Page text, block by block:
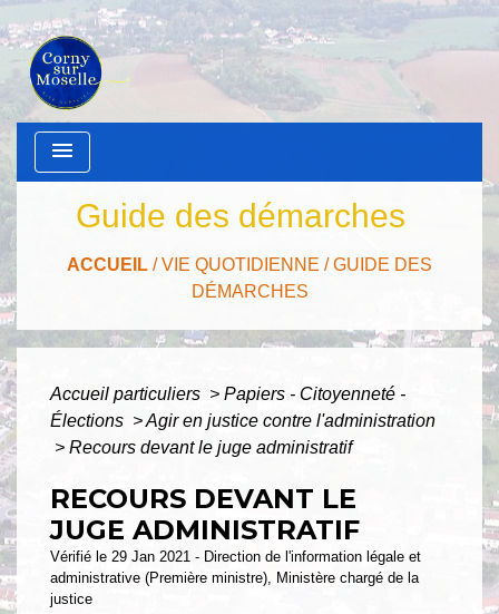
menu
Guide des démarches
ACCUEIL /VIE QUOTIDIENNE /GUIDE DES
DÉMARCHES
Accueil particuliers > Papiers - Citoyenneté -
Élections >Agir en justice contre l'administration
> Recours devant le juge administratif
RECOURS DEVANT LE
JUGE ADMINISTRATIF
Vérifié le 29 Jan 2021 - Direction de l'information légale et
administrative (Première ministre), Ministère chargé de la
justice